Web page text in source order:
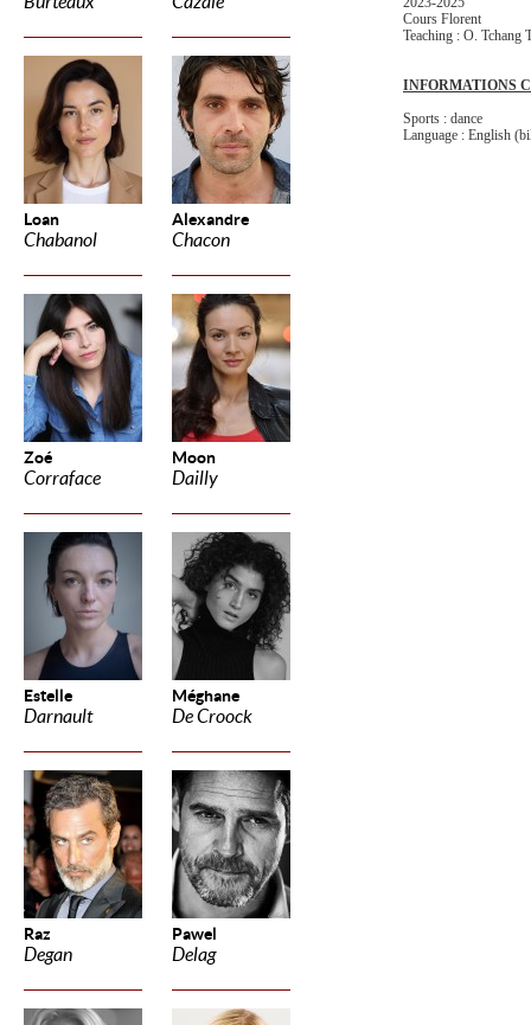
Loan
Chabanol
Alexandre
Chacon
Zoé
Corraface
Moon
Dailly
Estelle
Darnault
Méghane
De Croock
Raz
Degan
Pawel
Delag
Cours Florent
Teaching : O. Tchang
INFORMATIONS
Sports : dance
Language : English